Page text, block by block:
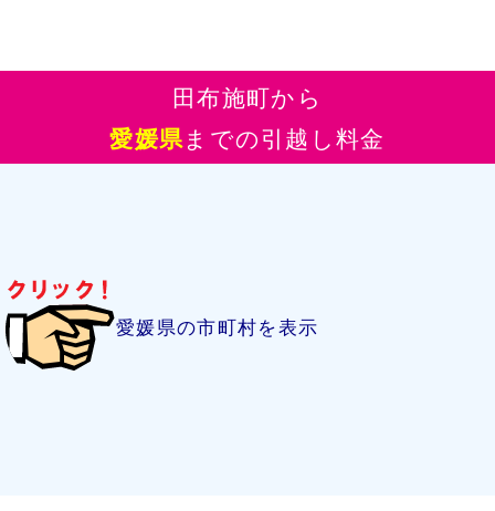
田布施町から
愛媛県までの引越し料金
愛媛県の市町村を表示